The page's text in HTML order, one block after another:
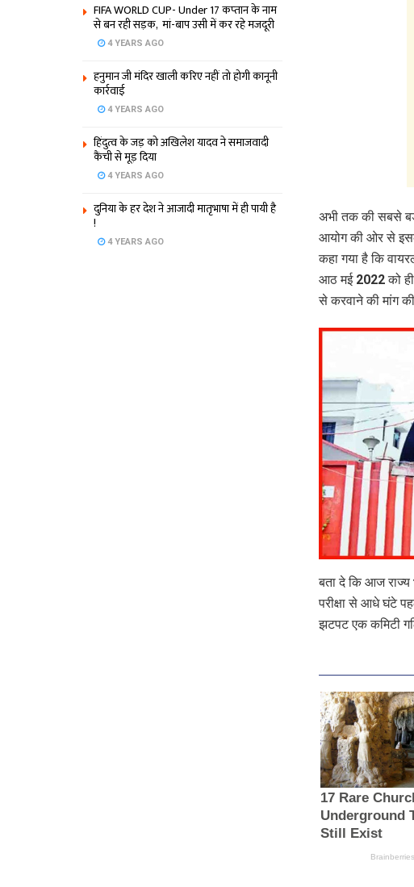
अभी तक की सबसे
आयोग की ओर से
कहा गया है कि
आठ मई 2022 को ही
से करवाने की मांग
बता दे कि आज राज्‍य
परीक्षा से आधे घंटे
झटपट एक कमिटी
FIFA WORLD CUP- Under 17 कप्‍तान के नाम
से बन रही सड़क, मां-बाप उसी में कर रहे मजदूरी
4 YEARS AGO
हनुमान जी मंदिर खाली करिए नहीं तो होगी कानूनी
कार्रवाई
4 YEARS AGO
हिंदुत्व के जड़ को अखिलेश यादव ने समाजवादी
कैंची से मूड़ दिया
4 YEARS AGO
दुनिया के हर देश ने आजादी मातृभाषा में ही पायी है
!
4 YEARS AGO